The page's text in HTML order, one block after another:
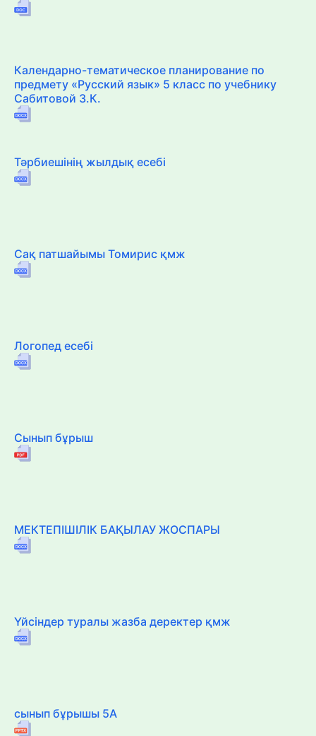
Календарно-тематическое планирование по
предмету «Русский язык» 5 класс по учебнику
Сабитовой З.К.
Тәрбиешінің жылдық есебі
Сақ патшайымы Томирис қмж
Логопед есебі
Сынып бұрыш
МЕКТЕПІШІЛІК БАҚЫЛАУ ЖОСПАРЫ
Үйсіндер туралы жазба деректер қмж
сынып бұрышы 5А